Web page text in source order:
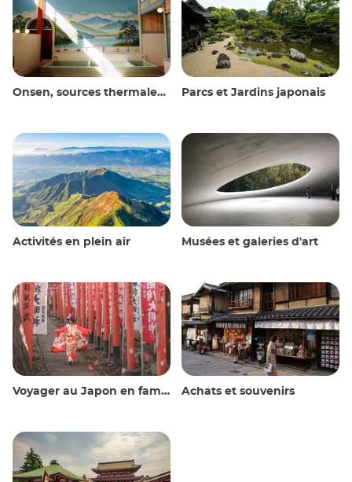
Onsen, sources thermales et bains publics Parcs et Jardins japonais
Activités en plein air Musées et galeries d'art
Voyager au Japon en famille Achats et souvenirs